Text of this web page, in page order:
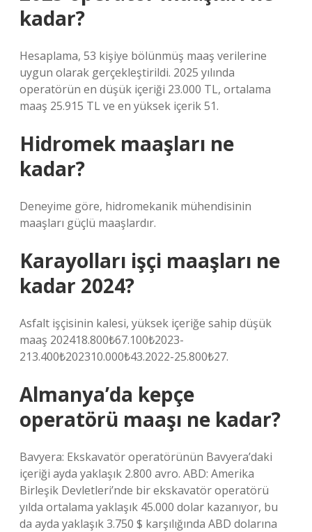
kadar?
Hesaplama, 53 kişiye bölünmüş maaş verilerine
uygun olarak gerçekleştirildi. 2025 yılında
operatörün en düşük içeriği 23.000 TL, ortalama
maaş 25.915 TL ve en yüksek içerik 51.
Hidromek maaşları ne
kadar?
Deneyime göre, hidromekanik mühendisinin
maaşları güçlü maaşlardır.
Karayolları işçi maaşları ne
kadar 2024?
Asfalt işçisinin kalesi, yüksek içeriğe sahip düşük
maaş 202418.800₺67.100₺2023-
213.400₺202310.000₺43.2022-25.800₺27.
Almanya’da kepçe
operatörü maaşı ne kadar?
Bavyera: Ekskavatör operatörünün Bavyera’daki
içeriği ayda yaklaşık 2.800 avro. ABD: Amerika
Birleşik Devletleri’nde bir ekskavatör operatörü
yılda ortalama yaklaşık 45.000 dolar kazanıyor, bu
da ayda yaklaşık 3.750 $ karşılığında ABD dolarına